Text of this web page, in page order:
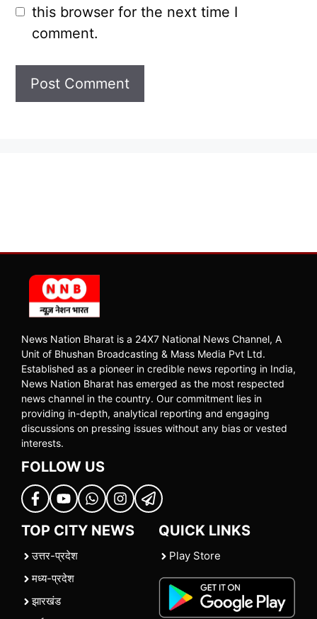
this browser for the next time I
comment.
News Nation Bharat is a 24X7 National News Channel, A
Unit of Bhushan Broadcasting & Mass Media Pvt Ltd.
Established as a pioneer in credible news reporting in India,
News Nation Bharat has emerged as the most respected
news channel in the country. Our commitment lies in
providing in-depth, analytical reporting and engaging
discussions on pressing issues without any bias or vested
interests.
FOLLOW US
TOP CITY NEWS
उत्तर-प्रदेश
मध्य-प्रदेश
झारखंड
QUICK LINKS
Play Store